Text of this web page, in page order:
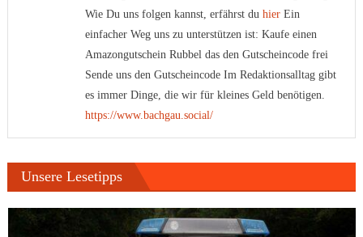
Wie Du uns folgen kannst, erfährst du hierEin
einfacher Weg uns zu unterstützen ist: Kaufe einen
Amazongutschein Rubbel das den Gutscheincode frei
Sende uns den Gutscheincode Im Redaktionsalltag gibt
es immer Dinge, die wir für kleines Geld benötigen.
https://www.bachgau.social/
Unsere Lesetipps